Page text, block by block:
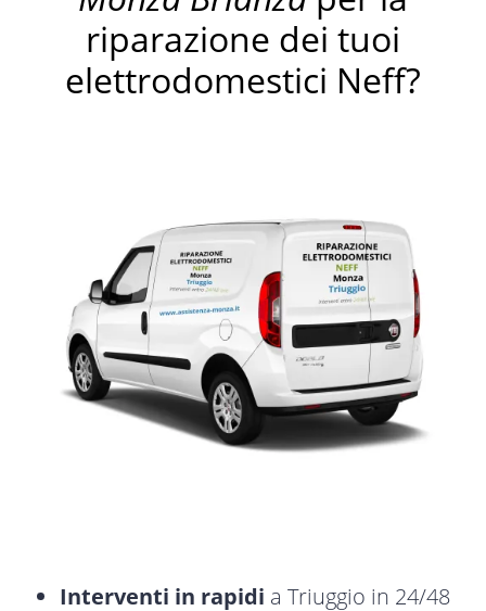
riparazione dei tuoi
elettrodomestici Neff?
Interventi in rapidi a Triuggio in 24/48